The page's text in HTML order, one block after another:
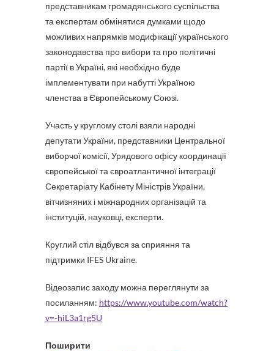
представникам громадянського суспільства
та експертам обмінятися думками щодо
можливих напрямків модифікації українського
законодавства про вибори та про політичні
партії в Україні, які необхідно буде
імплементувати при набутті Україною
членства в Європейському Союзі.
Участь у круглому столі взяли народні
депутати України, представники Центральної
виборчої комісії, Урядового офісу координації
європейської та євроатлантичної інтеграції
Секретаріату Кабінету Міністрів України,
вітчизняних і міжнародних організацій та
інституцій, науковці, експерти.
Круглий стіл відбувся за сприяння та
підтримки IFES Ukraine.
Відеозапис заходу можна переглянути за
посиланням: https://www.youtube.com/watch?
v=-hiL3a1rg5U
Поширити